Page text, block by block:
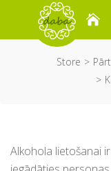
Store
Alkohola lietošanai